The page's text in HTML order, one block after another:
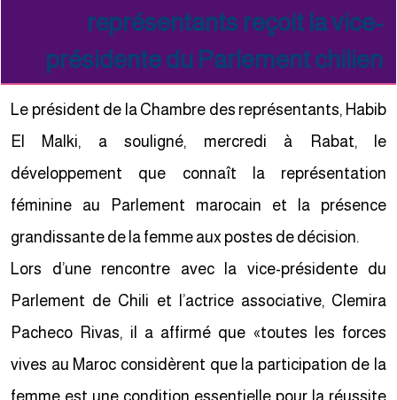
représentants reçoit la vice-
présidente du Parlement chilien
Le président de la Chambre des représentants, Habib
El Malki, a souligné, mercredi à Rabat, le
développement que connaît la représentation
féminine au Parlement marocain et la présence
grandissante de la femme aux postes de décision.
Lors d’une rencontre avec la vice-présidente du
Parlement de Chili et l’actrice associative, Clemira
Pacheco Rivas, il a affirmé que «toutes les forces
vives au Maroc considèrent que la participation de la
femme est une condition essentielle pour la réussite